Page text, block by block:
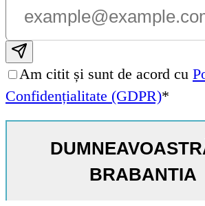
Subscribe email
Am citit și sunt de acord cu
Confidențialitate (GDPR)*
BRABANTIA